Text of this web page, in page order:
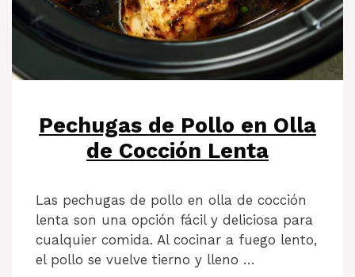
Pechugas de Pollo en Olla
de Cocción Lenta
Las pechugas de pollo en olla de cocción
lenta son una opción fácil y deliciosa para
cualquier comida. Al cocinar a fuego lento,
el pollo se vuelve tierno y lleno …